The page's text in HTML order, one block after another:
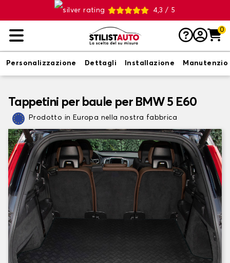
4,3 / 5
0
Personalizzazione Dettagli Installazione
Tappetini per baule per BMW 5 E60
Prodotto in Europa nella nostra fabbrica